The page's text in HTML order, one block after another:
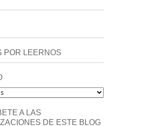
POR LEERNOS
A LAS
DE ESTE BLOG